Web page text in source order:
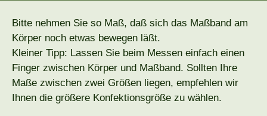
Bitte nehmen Sie so Maß, daß sich das Maßband am
Körper noch etwas bewegen läßt.
Kleiner Tipp: Lassen Sie beim Messen einfach einen
Finger zwischen Körper und Maßband. Sollten Ihre
Maße zwischen zwei Größen liegen, empfehlen wir
Ihnen die größere Konfektionsgröße zu wählen.